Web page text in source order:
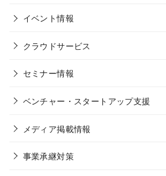
イベント情報
クラウドサービス
セミナー情報
ベンチャー・スタートアップ支援
メディア掲載情報
事業承継対策